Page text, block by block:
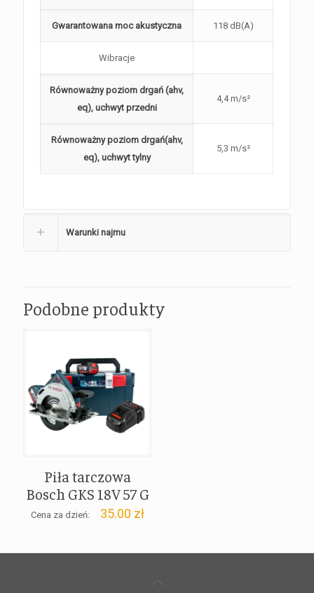
Gwarantowana moc akustyczna 118 dB(A)
Wibracje
Równoważny poziom drgań (ahv,
eq), uchwyt przedni
4,4 m/s²
Równoważny poziom drgań(ahv,
eq), uchwyt tylny
5,3 m/s²
Warunki najmu
Podobne produkty
Piła tarczowa
Bosch GKS 18V 57 G
Cena za dzień: 35.00 zł